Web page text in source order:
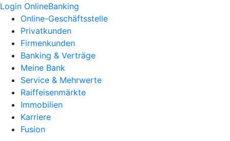
Login OnlineBanking
Online-Geschäftsstelle
Privatkunden
Firmenkunden
Banking & Verträge
Meine Bank
Service & Mehrwerte
Raiffeisenmärkte
Immobilien
Karriere
Fusion